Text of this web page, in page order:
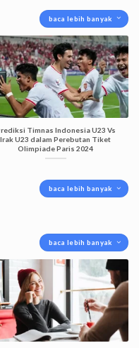
baca lebih banyak
Timnas Indonesia U23 Vs
Irak U23 dalam Perebutan Tiket
Olimpiade Paris 2024
baca lebih banyak
baca lebih banyak